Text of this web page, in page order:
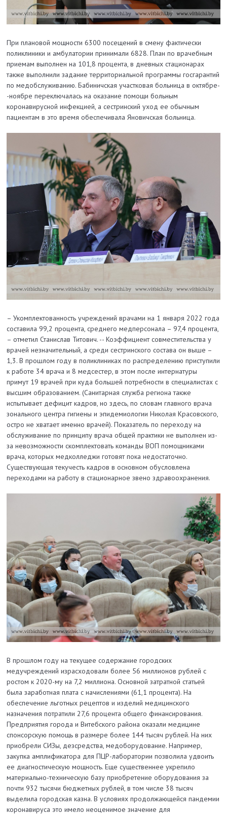
При плановой мощности 6300 посещений в смену фактически
поликлиники и амбулатории принимали 6828. План по врачебным
приемам выполнен на 101,8 процента, в дневных стационарах
также выполнили задание территориальной программы госгарантий
по медобслуживанию. Бабиничская участковая больница в октябре-
-ноябре переключалась на оказание помощи больным
коронавирусной инфекцией, а сестринский уход ее обычным
пациентам в это время обеспечивала Яновичская больница.
– Укомплектованность учреждений врачами на 1 января 2022 года
составила 99,2 процента, среднего медперсонала – 97,4 процента,
– отметил Станислав Титович. -- Коэффициент совместительства у
врачей незначительный, а среди сестринского состава он выше –
1,3. В прошлом году в поликлиниках по распределению приступили
к работе 34 врача и 8 медсестер, в этом после интернатуры
примут 19 врачей при куда большей потребности в специалистах с
высшим образованием. (Санитарная служба региона также
испытывает дефицит кадров, но здесь, по словам главного врача
зонального центра гигиены и эпидемиологии Николая Красовского,
остро не хватает именно врачей). Показатель по переходу на
обслуживание по принципу врача общей практики не выполнен из-
за невозможности скомплектовать команды ВОП помощниками
врача, которых медколледжи готовят пока недостаточно.
Существующая текучесть кадров в основном обусловлена
переходами на работу в стационарное звено здравоохранения.
В прошлом году на текущее содержание городских
медучреждений израсходовали более 56 миллионов рублей с
ростом к 2020-му на 7,2 миллиона. Основной затратной статьей
была заработная плата с начислениями (61,1 процента). На
обеспечение льготных рецептов и изделий медицинского
назначения потратили 27,6 процента общего финансирования.
Предприятия города и Витебского района оказали медицине
спонсорскую помощь в размере более 144 тысяч рублей. На них
приобрели СИЗы, дезсредства, медоборудование. Например,
закупка амплификатора для ПЦР-лаборатории позволила удвоить
ее диагностическую мощность. Еще существеннее укрепило
материально-техническую базу приобретение оборудования за
почти 932 тысячи бюджетных рублей, в том числе 38 тысяч
выделила городская казна. В условиях продолжающейся пандемии
коронавируса это имело неоценимое значение для